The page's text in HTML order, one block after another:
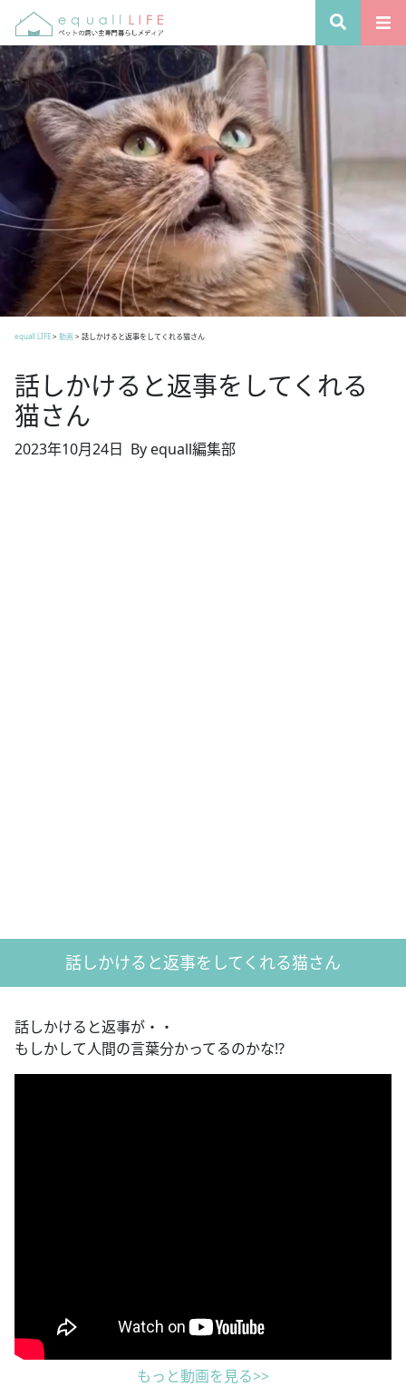
equall LIFE> 動画> 話しかけると返事をしてくれる猫さん
話しかけると返事をしてくれる
猫さん
2023年10月24日 By equall編集部
話しかけると返事をしてくれる猫さん
話しかけると返事が・・
もしかして人間の言葉分かってるのかな!?
もっと動画を見る>>